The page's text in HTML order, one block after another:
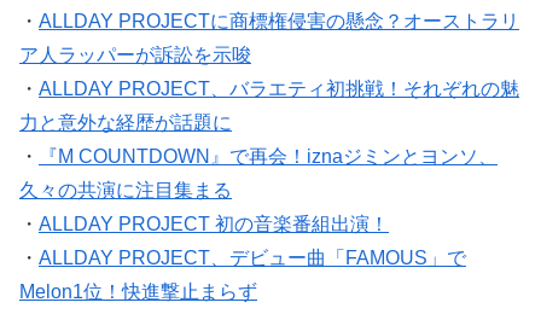
・ ALLDAY PROJECTに商標権侵害の懸念？オーストラリ
ア人ラッパーが訴訟を示唆
・ ALLDAY PROJECT、バラエティ初挑戦！それぞれの魅
力と意外な経歴が話題に
・
『M COUNTDOWN』で再会！iznaジミンとヨンソ、
久々の共演に注目集まる
・ ALLDAY PROJECT 初の音楽番組出演！
・ ALLDAY PROJECT、デビュー曲「FAMOUS」で
Melon1位！快進撃止まらず